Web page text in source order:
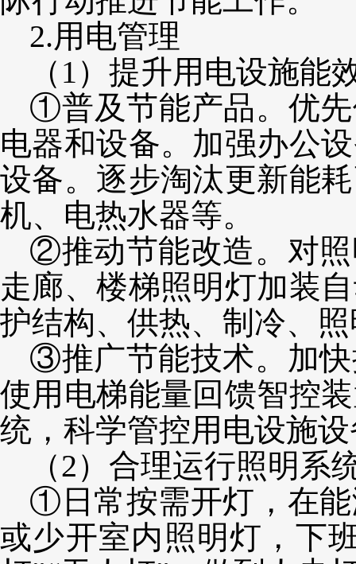
2.用电管理
（ 1）提升用电设施能
①普及节能产品。优
电器和设备。加强办公
设备。逐步淘汰更新能
机、电热水器等。
②推动节能改造。对
走廊、楼梯照明灯加装
护结构、供热、制冷、
③推广节能技术。加
使用电梯能量回馈智控
统，科学管控用电设施
（2）合理运行照明系
①日常按需开灯，在
或少开室内照明灯，下